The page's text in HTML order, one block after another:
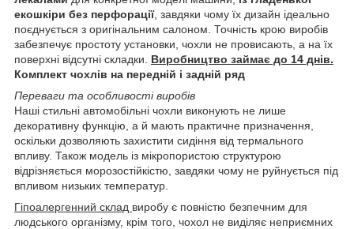
екошкіри без перфорації, завдяки чому їх дизайн ідеально
поєднується з оригінальним салоном. Точність крою виробів
забезпечує простоту установки, чохли не провисають, а на їх
поверхні відсутні складки. Виробництво займає до 14 днів.
Комплект чохлів на передній і задній ряд
Переваги та особливості виробів
Наші стильні автомобільні чохли виконують не лише
декоративну функцію, а й мають практичне призначення,
оскільки дозволяють захистити сидіння від термального
впливу. Також модель із мікропористою структурою
відрізняється морозостійкістю, завдяки чому не руйнується під
впливом низьких температур.
Гіпоалергенний склад виробу є повністю безпечним для
людського організму, крім того, чохол не виділяє неприємних